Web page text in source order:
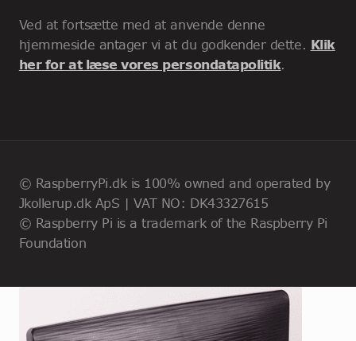
Ved at fortsætte med at anvende denne
hjemmeside antager vi at du godkender dette. Klik
her for at læse vores persondatapolitik.
© RaspberryPi.dk is 100% owned and operated by
Jkollerup.dk ApS | VAT NO: DK43327615
© Raspberry Pi is a trademark of the Raspberry Pi
Foundation